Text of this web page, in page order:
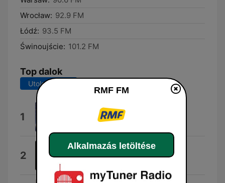
Wrocław: 92.9 FM
Łódź: 93.5 FM
Świnoujście: 101.2 FM
Top dalok
Utolsó 7 nap
1 Dai Dai Dai
2 Lato
RMF FM
Alkalmazás letöltése